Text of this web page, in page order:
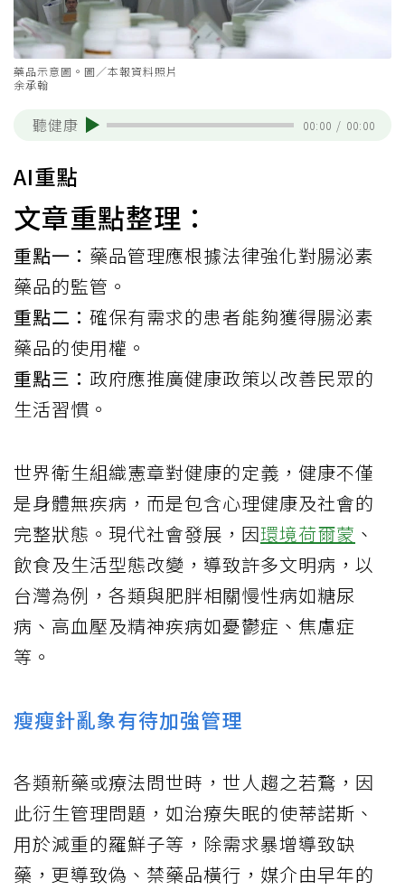
藥品示意圖。圖／本報資料照片
余承翰
聽健康 00:00 / 00:00
AI重點
文章重點整理：
重點一： 藥品管理應根據法律強化對腸泌素
藥品的監管。
重點二： 確保有需求的患者能夠獲得腸泌素
藥品的使用權。
重點三： 政府應推廣健康政策以改善民眾的
生活習慣。
世界衛生組織憲章對健康的定義，健康不僅
是身體無疾病，而是包含心理健康及社會的
完整狀態。現代社會發展，因環境荷爾蒙 、
飲食及生活型態改變，導致許多文明病，以
台灣為例，各類與肥胖相關慢性病如糖尿
病、高血壓及精神疾病如憂鬱症、焦慮症
等。
瘦瘦針亂象有待加強管理
各類新藥或療法問世時，世人趨之若鶩，因
此衍生管理問題，如治療失眠的使蒂諾斯、
用於減重的羅鮮子等，除需求暴增導致缺
藥，更導致偽、禁藥品橫行，媒介由早年的